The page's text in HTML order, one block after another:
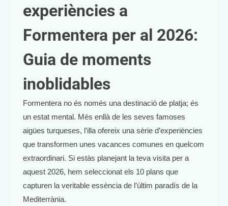
experiències a
Formentera per al 2026:
Guia de moments
inoblidables
Formentera no és només una destinació de platja; és
un estat mental. Més enllà de les seves famoses
aigües turqueses, l’illa ofereix una sèrie d’experiències
que transformen unes vacances comunes en quelcom
extraordinari. Si estàs planejant la teva visita per a
aquest 2026, hem seleccionat els 10 plans que
capturen la veritable essència de l’últim paradís de la
Mediterrània.